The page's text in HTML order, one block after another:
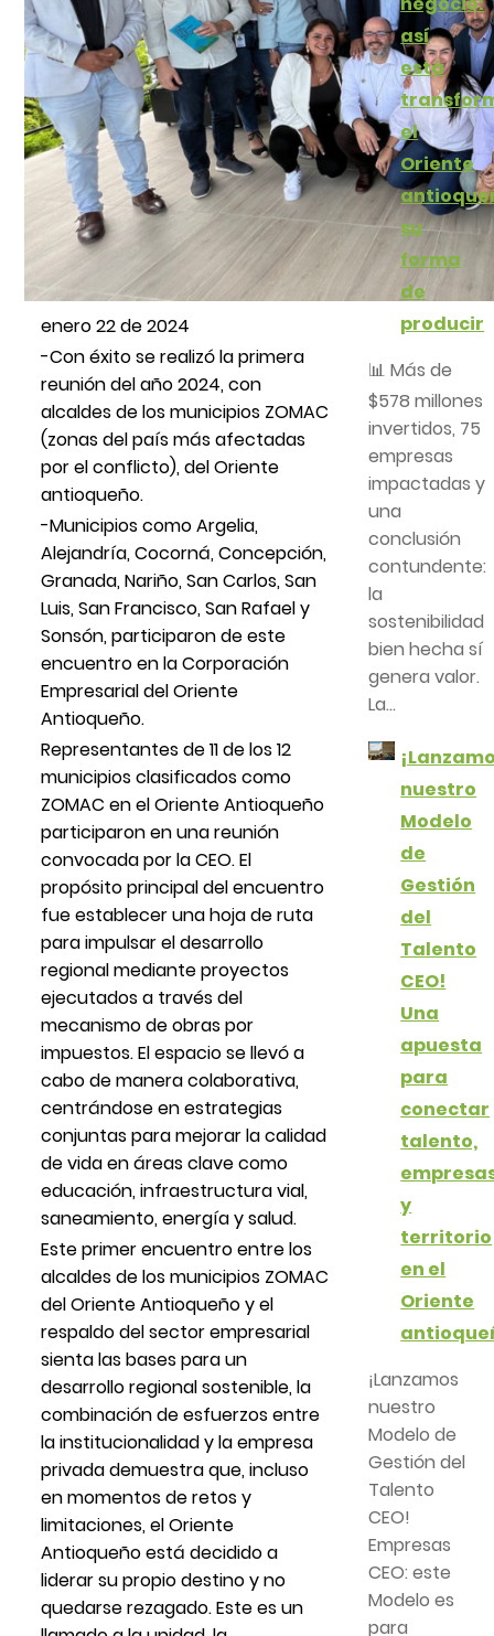
enero 22 de 2024
-Con éxito se realizó la primera
reunión del año 2024, con
alcaldes de los municipios ZOMAC
(zonas del país más afectadas
por el conflicto), del Oriente
antioqueño.
-Municipios como Argelia,
Alejandría, Cocorná, Concepción,
Granada, Nariño, San Carlos, San
Luis, San Francisco, San Rafael y
Sonsón, participaron de este
encuentro en la Corporación
Empresarial del Oriente
Antioqueño.
Representantes de 11 de los 12
municipios clasificados como
ZOMAC en el Oriente Antioqueño
participaron en una reunión
convocada por la CEO. El
propósito principal del encuentro
fue establecer una hoja de ruta
para impulsar el desarrollo
regional mediante proyectos
ejecutados a través del
mecanismo de obras por
impuestos. El espacio se llevó a
cabo de manera colaborativa,
centrándose en estrategias
conjuntas para mejorar la calidad
de vida en áreas clave como
educación, infraestructura vial,
saneamiento, energía y salud.
Este primer encuentro entre los
alcaldes de los municipios ZOMAC
del Oriente Antioqueño y el
respaldo del sector empresarial
sienta las bases para un
desarrollo regional sostenible, la
combinación de esfuerzos entre
la institucionalidad y la empresa
privada demuestra que, incluso
en momentos de retos y
limitaciones, el Oriente
Antioqueño está decidido a
liderar su propio destino y no
quedarse rezagado. Este es un
así
está
el
Oriente
su
forma
de
producir
📊 Más de
$578 millones
invertidos, 75
empresas
impactadas y
una
conclusión
contundente:
la
sostenibilidad
bien hecha sí
genera valor.
La...
nuestro
Modelo
de
Gestión
del
Talento
CEO!
Una
apuesta
para
conectar
talento,
y
territorio
en el
Oriente
¡Lanzamos
nuestro
Modelo de
Gestión del
Talento
CEO!
Empresas
CEO: este
Modelo es
para